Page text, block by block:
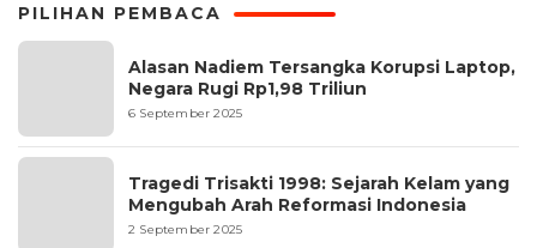
PILIHAN PEMBACA
Alasan Nadiem Tersangka Korupsi Laptop,
Negara Rugi Rp1,98 Triliun
6 September 2025
Tragedi Trisakti 1998: Sejarah Kelam yang
Mengubah Arah Reformasi Indonesia
2 September 2025